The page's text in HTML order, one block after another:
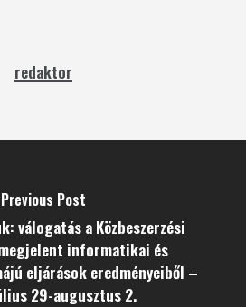
redaktor
Previous Post
válogatás a Közbeszerzési
informatikai és
eljárások eredményeiből –
29-augusztus 2.